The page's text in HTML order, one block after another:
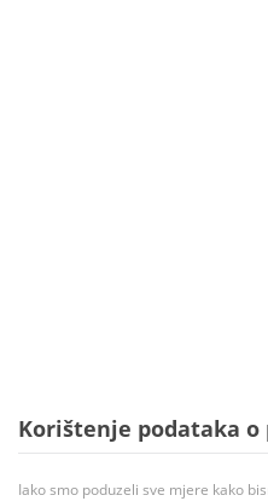
Korištenje podataka o
Iako smo poduzeli sve mjere kako